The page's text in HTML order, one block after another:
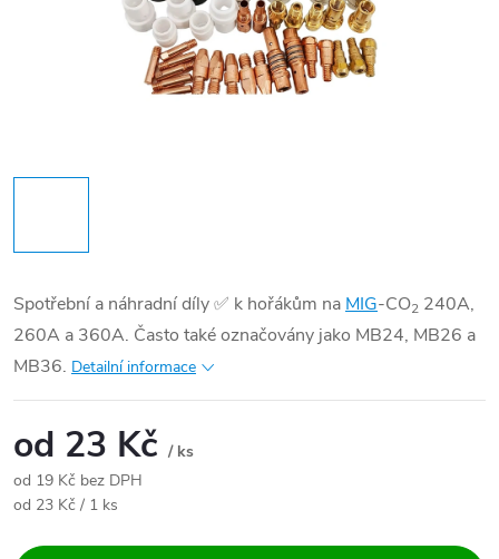
Spotřební a náhradní díly ✅ k hořákům na MIG-CO2 240A,
260A a 360A. Často také označovány jako MB24, MB26 a
MB36. Detailní informace
od 23 Kč / ks
od 19 Kč bez DPH
Měrná cena:
od 23 Kč / 1 ks